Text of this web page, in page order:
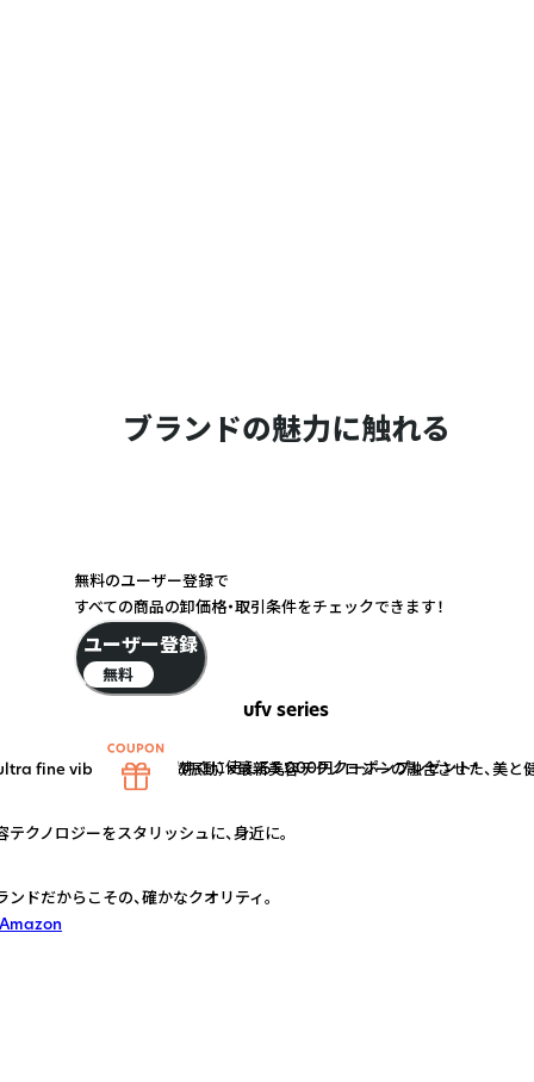
ブランドの魅力に触れる
ufv series
fine vibration（超・微振動）×最新美容テクノロジーの融合させた、美と
クノロジーをスタリッシュに、身近に。
ドだからこその、確かなクオリティ。
無料のユーザー登録で
すべての商品の卸価格・取引条件をチェックできます！
ユーザー登録
無料
すぐに使える5,000円クーポンプレゼント！